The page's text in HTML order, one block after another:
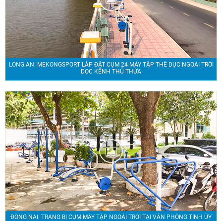
LONG AN: MEKONGSPORT LẮP ĐẶT CỤM 24 MÁY TẬP THỂ DỤC NGOÀI TRỜI
DỌC KÊNH THỦ THỪA
ĐỒNG NAI: TRANG BỊ CỤM MÁY TẬP NGOÀI TRỜI TẠI VĂN PHÒNG TỈNH ỦY